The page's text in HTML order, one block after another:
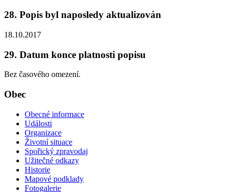
28. Popis byl naposledy aktualizován
18.10.2017
29. Datum konce platnosti popisu
Bez časového omezení.
Obec
Obecné informace
Události
Organizace
Životní situace
Spořický zpravodaj
Užitečné odkazy
Historie
Mapové podklady
Fotogalerie